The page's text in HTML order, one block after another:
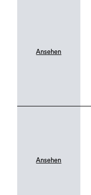
Ansehen
Ansehen